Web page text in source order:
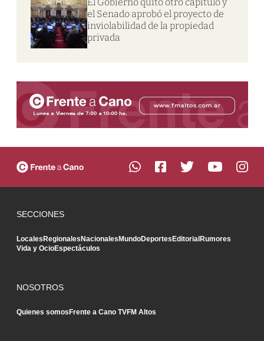
el Senado aprobó el proyecto de
inviolabilidad de la propiedad
privada
SECCIONES
LocalesRegionalesNacionalesMundoDeportesEditorialRumores
Vida y OcioEspectáculos
NOSOTROS
Quienes somosFrente a Cano TVFM Altos